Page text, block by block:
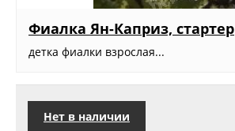
Фиалка Ян-Каприз, стартер
детка фиалки взрослая...
Нет в наличии